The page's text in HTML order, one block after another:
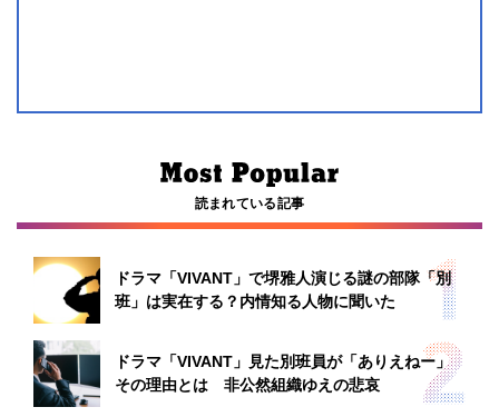
読まれている記事
ドラマ「VIVANT」で堺雅人演じる謎の部隊「別
班」は実在する？内情知る人物に聞いた
ドラマ「VIVANT」見た別班員が「ありえねー」
その理由とは 非公然組織ゆえの悲哀